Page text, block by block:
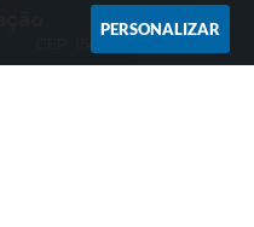
PERSONALIZAR